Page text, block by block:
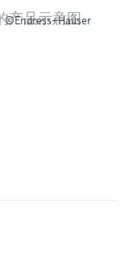
©Endress+Hauser